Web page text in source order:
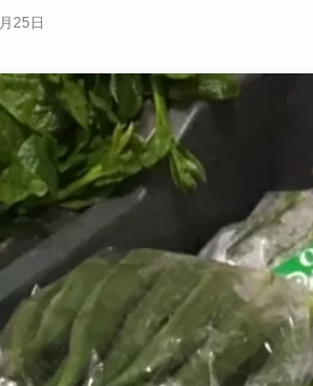
25日